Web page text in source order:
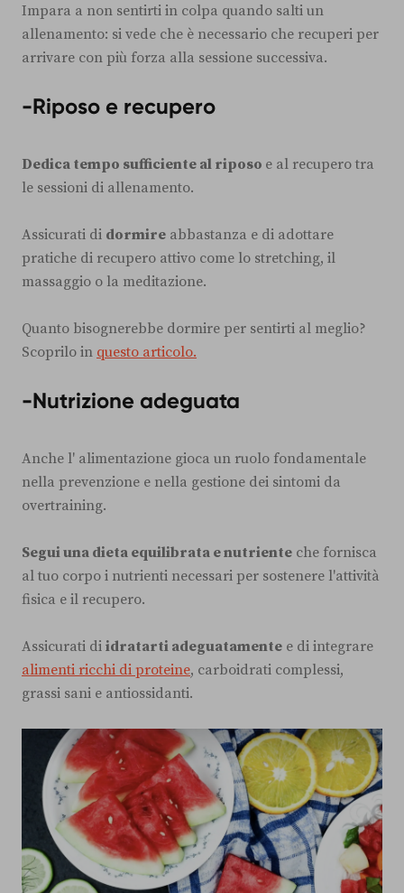
Impara a non sentirti in colpa quando salti un
allenamento: si vede che è necessario che recuperi per
arrivare con più forza alla sessione successiva.
-Riposo e recupero
Dedica tempo sufficiente al riposo e al recupero tra
le sessioni di allenamento.
Assicurati di dormire abbastanza e di adottare
pratiche di recupero attivo come lo stretching, il
massaggio o la meditazione.
Quanto bisognerebbe dormire per sentirti al meglio?
Scoprilo in questo articolo.
-Nutrizione adeguata
Anche l' alimentazione gioca un ruolo fondamentale
nella prevenzione e nella gestione dei sintomi da
overtraining.
Segui una dieta equilibrata e nutriente che fornisca
al tuo corpo i nutrienti necessari per sostenere l'attività
fisica e il recupero.
Assicurati di idratarti adeguatamente e di integrare
alimenti ricchi di proteine, carboidrati complessi,
grassi sani e antiossidanti.